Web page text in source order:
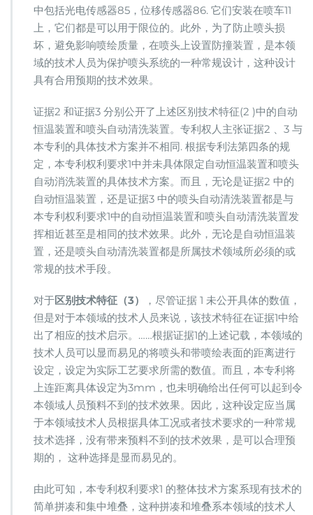
中包括光电传感器85，位移传感器86. 它们安装在喷车11
上，它们都是可以用于限位的。此外，为了防止喷头损
坏，避免影响喷绘质量，在喷头上设置防撞装置，是本领
域的技术人员为保护喷头系统的一种常规设计，这种设计
具有合用预期的技术效果。
证据2 和证据3 分别公开了上述区别技术特征(2 )中的自动
恒温装置和喷头自动清洗装置。专利权人主张证据2 、3 与
本专利的具体技术方案并不相同. 根据专利法第四条的规
定，本专利权利要求1中并未具体限定自动恒温装置和喷头
自动消洗装置的具体技术方案。而且，无论是证据2 中的
自动恒温装置，还是证据3 中的喷头自动清洗装置都是与
本专利权利要求1中的自动恒温装置和喷头自动清洗装置发
挥相近甚至是相同的技术效果。此外，无论是自动恒温装
置，还是喷头自动清洗装置都是所属技术领域所必须的或
常规的技术手段。
对于区别技术特征（3）
，尽管证据 1 未公开具体的数值，
但是对于本领域的技术人员来说，该技术特征在证据1中给
出了相应的技术启示。……根据证据1的上述记载，本领域的
技术人员可以显而易见的将喷头和带喷绘表面的距离进行
设定，设定为实际工艺要求所需的数值。而且，本专利将
上连距离具体设定为3mm，也未明确给出任何可以起到令
本领域人员预料不到的技术效果。因此，这种设定应当属
于本领域技术人员根据具体工况或者技术要求的一种常规
技术选择，没有带来预料不到的技术效果，是可以合理预
期的， 这种选择是显而易见的。
由此可知，本专利权利要求1 的整体技术方案系现有技术的
简单拼凑和集中堆叠，这种拼凑和堆叠系本领域的技术人